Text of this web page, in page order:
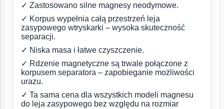
✓ Zastosowano silne magnesy neodymowe.
✓ Korpus wypełnia całą przestrzeń leja
zasypowego wtryskarki – wysoka skuteczność
separacji.
✓ Niska masa i łatwe czyszczenie.
✓ Rdzenie magnetyczne są trwale połączone z
korpusem separatora – zapobieganie możliwości
urazu.
✓ Ta sama cena dla wszystkich modeli magnesu
do leja zasypowego bez względu na rozmiar